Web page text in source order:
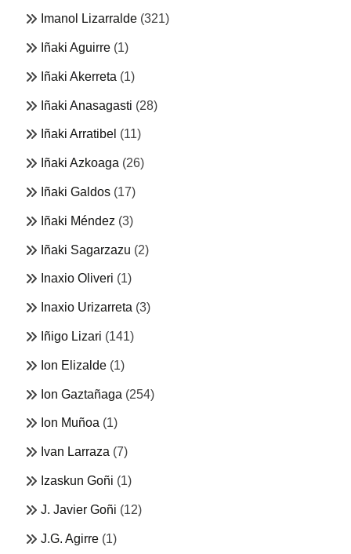
Imanol Lizarralde (321)
Iñaki Aguirre (1)
Iñaki Akerreta (1)
Iñaki Anasagasti (28)
Iñaki Arratibel (11)
Iñaki Azkoaga (26)
Iñaki Galdos (17)
Iñaki Méndez (3)
Iñaki Sagarzazu (2)
Inaxio Oliveri (1)
Inaxio Urizarreta (3)
Iñigo Lizari (141)
Ion Elizalde (1)
Ion Gaztañaga (254)
Ion Muñoa (1)
Ivan Larraza (7)
Izaskun Goñi (1)
J. Javier Goñi (12)
J.G. Agirre (1)